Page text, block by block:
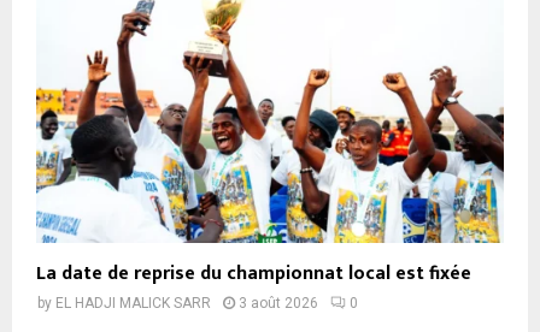
La date de reprise du championnat local est fixée
by EL HADJI MALICK SARR 3 août 2026 0